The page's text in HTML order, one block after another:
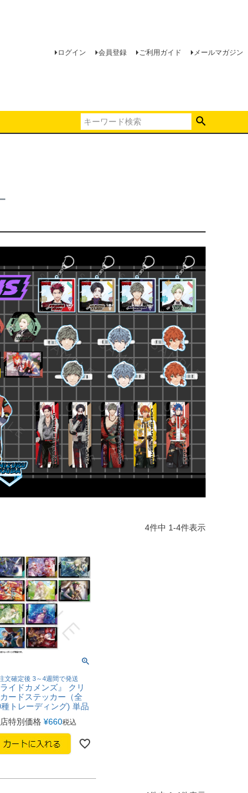
ログイン 会員登録 ご利用ガイド メールマガジン
4件中 1-4件表示
文確定後 3～4週間で発送
ライドカメンズ』 クリ
ードステッカー（全
トレーディング) 単品
特別価格 ¥660税込